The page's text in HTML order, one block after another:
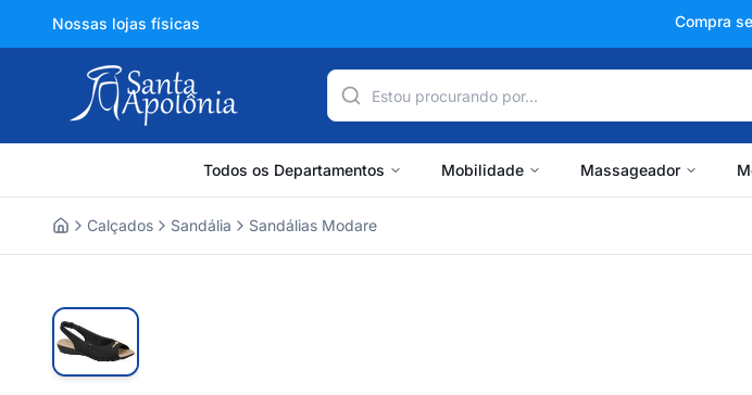
Nossas lojas físicas +150 mil
Todos os Departamentos Mobilidade Massageador
Calçados Sandália Sandálias Modare